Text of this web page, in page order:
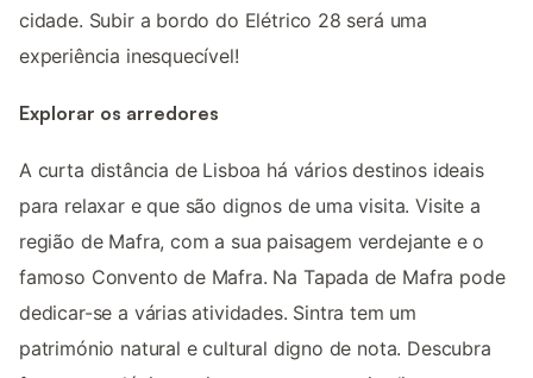
cidade. Subir a bordo do Elétrico 28 será uma
experiência inesquecível!
Explorar os arredores
A curta distância de Lisboa há vários destinos ideais
para relaxar e que são dignos de uma visita. Visite a
região de Mafra, com a sua paisagem verdejante e o
famoso Convento de Mafra. Na Tapada de Mafra pode
dedicar-se a várias atividades. Sintra tem um
património natural e cultural digno de nota. Descubra